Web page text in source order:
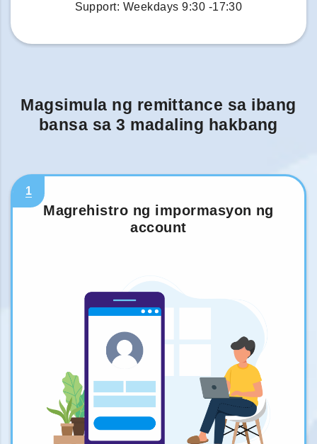
Support: Weekdays 9:30 -17:30
Magsimula ng remittance sa ibang
bansa sa 3 madaling hakbang
1
Magrehistro ng impormasyon ng
account